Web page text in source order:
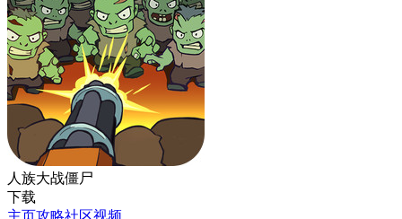
人族大战僵尸
下载
主页攻略社区视频